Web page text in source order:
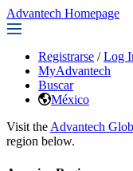
Advantech Homepage
Registrarse / Log
MyAdvantech
Buscar
México
Visit the Advantech
region below.